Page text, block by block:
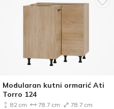
Modularan kutni ormarić Ati
Torro 124
82 cm 78.7 cm 78.7 cm